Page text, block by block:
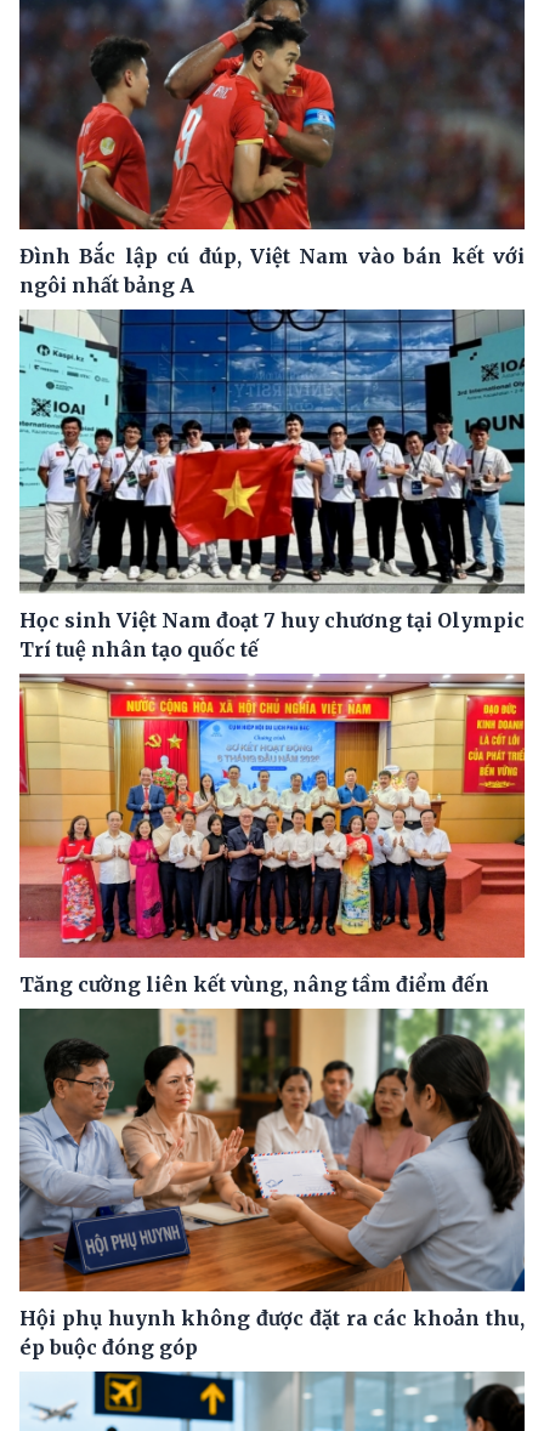
Đình Bắc lập cú đúp, Việt Nam vào bán kết với
ngôi nhất bảng A
Học sinh Việt Nam đoạt 7 huy chương tại Olympic
Trí tuệ nhân tạo quốc tế
Tăng cường liên kết vùng, nâng tầm điểm đến
Hội phụ huynh không được đặt ra các khoản thu,
ép buộc đóng góp